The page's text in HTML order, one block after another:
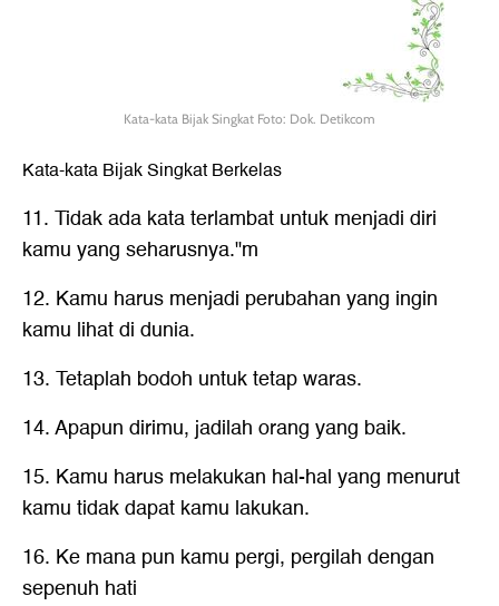
Kata-kata Bijak Singkat Foto: Dok. Detikcom
Kata-kata Bijak Singkat Berkelas
11. Tidak ada kata terlambat untuk menjadi diri
kamu yang seharusnya."m
12. Kamu harus menjadi perubahan yang ingin
kamu lihat di dunia.
13. Tetaplah bodoh untuk tetap waras.
14. Apapun dirimu, jadilah orang yang baik.
15. Kamu harus melakukan hal-hal yang menurut
kamu tidak dapat kamu lakukan.
16. Ke mana pun kamu pergi, pergilah dengan
sepenuh hati